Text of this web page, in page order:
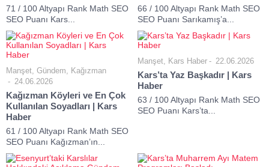
71 / 100 Altyapı Rank Math SEO
SEO Puanı Kars...
66 / 100 Altyapı Rank Math SEO
SEO Puanı Sarıkamış’a...
Manşet, Gündem, Kağızman
24.06.2026
Kağızman Köyleri ve En Çok
Kullanılan Soyadları | Kars
Haber
61 / 100 Altyapı Rank Math SEO
SEO Puanı Kağızman’ın...
Manşet, Kars Haber 22.06.2026
Kars’ta Yaz Başkadır | Kars
Haber
63 / 100 Altyapı Rank Math SEO
SEO Puanı Kars’ta...